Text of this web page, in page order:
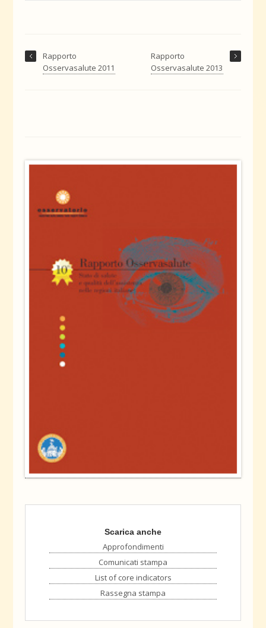
Rapporto
Osservasalute 2013
Rapporto
Osservasalute 2011
Scarica anche
Approfondimenti
Comunicati stampa
List of core indicators
Rassegna stampa